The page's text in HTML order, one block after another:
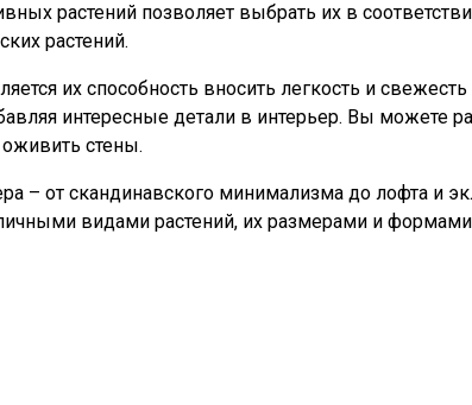
растений позволяет выбрать их в
растений.
их способность вносить легкость и
интересные детали в интерьер. Вы можете
стены.
– от скандинавского минимализма до лофта и
видами растений, их размерами и